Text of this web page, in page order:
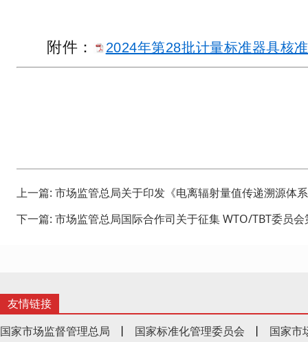
附件： 2024年第28批计量标准器具核
上一篇: 市场监管总局关于印发《电离辐射量值传递溯源体
下一篇: 市场监管总局国际合作司关于征集 WTO/TBT委员
友情链接
国家市场监督管理总局
丨 国家标准化管理委员会 丨
国家市